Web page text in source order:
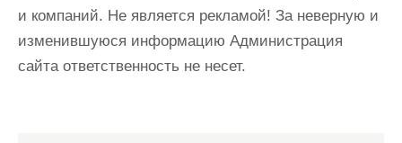
и компаний. Не является рекламой! За неверную и
изменившуюся информацию Администрация
сайта ответственность не несет.